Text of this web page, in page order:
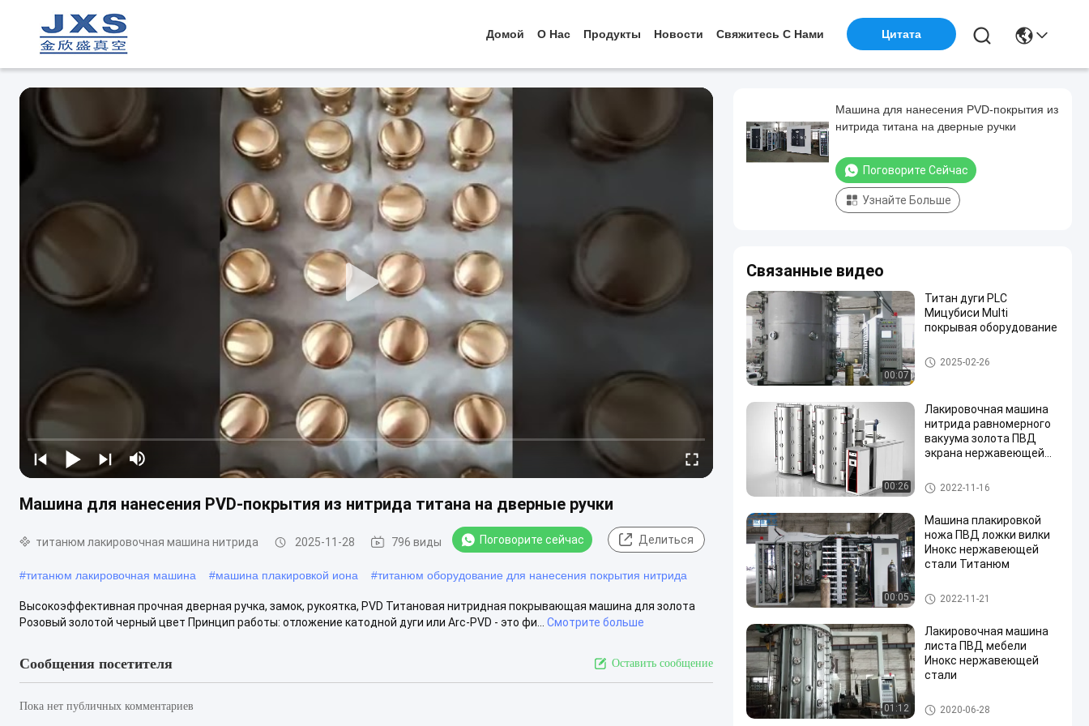
Домой О Нас Продукты Новости Свяжитесь С Нами Цитата
Машина для нанесения PVD-покрытия из нитрида титана на дверные ручки
титанюм лакировочная машина нитрида 2025-11-28 796 виды Поговорите сейчас Делиться
#титанюм лакировочная машина #машина плакировкой иона #титанюм оборудование для нанесения покрытия нитрида
Высокоэффективная прочная дверная ручка, замок, рукоятка, PVD Титановая нитридная покрывающая машина для золота
Розовый золотой черный цвет Принцип работы: отложение катодной дуги или Arc-PVD - это фи...
Смотрите больше
Сообщения посетителя Оставить сообщение
Пока нет публичных комментариев
Машина для нанесения PVD-покрытия из
нитрида титана на дверные ручки
Поговорите Сейчас
Узнайте Больше
Связанные видео
00:07
Титан дуги PLC
Мицубиси Multi
покрывая оборудование
титанюм лакировочная маш
ина нитрида
2025-02-26
00:26
Лакировочная машина
нитрида равномерного
вакуума золота ПВД
экрана нержавеющей
толщины покрытия
Титанюм
титанюм лакировочная маш
ина нитрида
2022-11-16
00:05
Машина плакировкой
ножа ПВД ложки вилки
Инокс нержавеющей
стали Титанюм
титанюм лакировочная маш
ина нитрида
2022-11-21
01:12
Лакировочная машина
листа ПВД мебели
Инокс нержавеющей
стали
титанюм лакировочная маш
ина нитрида
2020-06-28